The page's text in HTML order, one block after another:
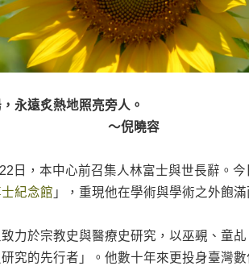
永遠炙熱地照亮旁人。
曉容
日，本中心前召集人林富士與世長辭。
紀念館 」，重現他在學術與學術之外飽
力於宗教史與醫療史研究，以巫覡、童
究的先行者」。他數十年來更投身臺灣